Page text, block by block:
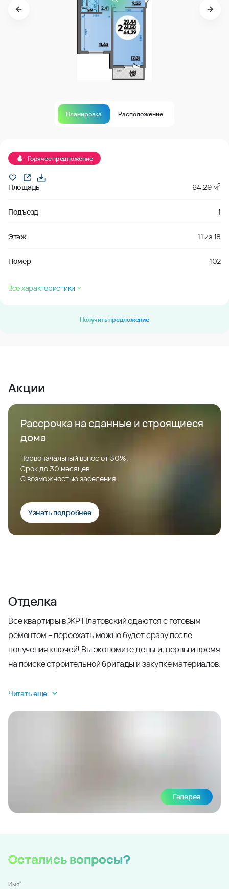
Планировка Расположение
Горячее предложение
Площадь 64.29 м2
Подъезд 1
Этаж 11 из18
Номер 102
Все характеристики
Получить предложение
Акции
Рассрочка на сданные и строящиеся
дома
Первоначальный взнос от 30%.
Срок до 30 месяцев.
С возможностью заселения.
Узнать подробнее
Отделка
Все квартиры в ЖР Платовский сдаются с готовым
ремонтом – переехать можно будет сразу после
получения ключей! Вы экономите деньги, нервы и время
на поиске строительной бригады и закупке материалов.
Читать еще
Галерея
Остались вопросы?
Имя*